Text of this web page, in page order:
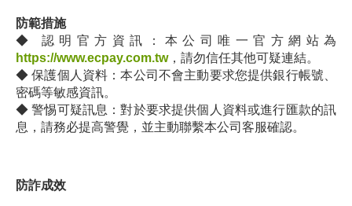
防範措施
◆ 認明官方資訊：本公司唯一官方網站為
https://www.ecpay.com.tw，請勿信任其他可疑連結。
◆保護個人資料：本公司不會主動要求您提供銀行帳號、
密碼等敏感資訊。
◆警惕可疑訊息：對於要求提供個人資料或進行匯款的訊
息，請務必提高警覺，並主動聯繫本公司客服確認。
防詐成效